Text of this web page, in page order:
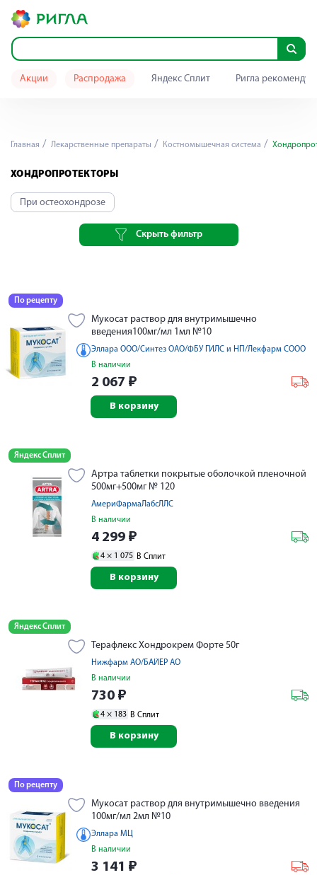
Акции Распродажа Яндекс Сплит Ригла
Главная Лекарственные препараты Костномышечная система
ХОНДРОПРОТЕКТОРЫ
При остеохондрозе
Скрыть фильтр
По рецепту
Мукосат раствор для внутримышечно
введения100мг/мл 1мл №10
Эллара ООО/Синтез ОАО/ФБУ ГИЛС и НП/Лекфарм СООО
В наличии
2 067 ₽
В корзину
Яндекс Сплит
Артра таблетки покрытые оболочкой пленочной
500мг+500мг № 120
АмериФармаЛабсЛЛС
В наличии
4 299 ₽
4 × 1 075 В Сплит
В корзину
Яндекс Сплит
Терафлекс Хондрокрем Форте 50г
Нижфарм АО/БАЙЕР АО
В наличии
730 ₽
4 × 183 В Сплит
В корзину
По рецепту
Мукосат раствор для внутримышечно введения
100мг/мл 2мл №10
Эллара МЦ
В наличии
3 141 ₽